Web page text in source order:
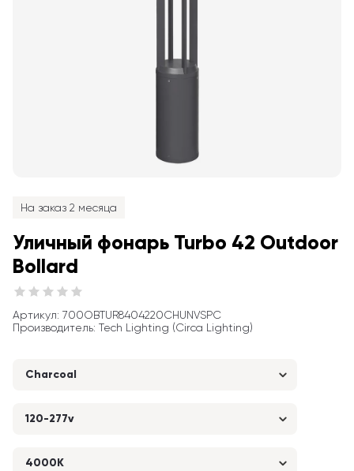
На заказ 2 месяца
Уличный фонарь Turbo 42 Outdoor
Bollard
Артикул: 700OBTUR8404220CHUNVSPC
Производитель: Tech Lighting (Circa Lighting)
Charcoal
120-277v
4000K